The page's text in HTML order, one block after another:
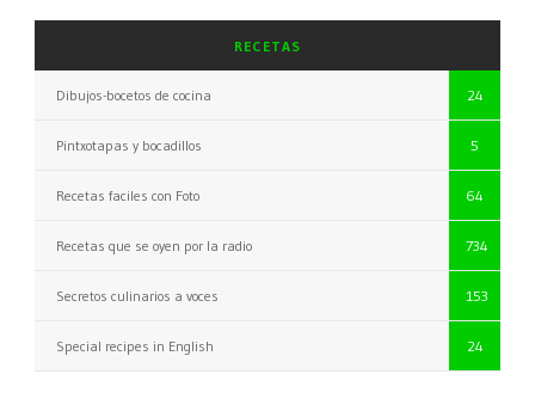
RECETAS
Dibujos-bocetos de cocina 24
Pintxotapas y bocadillos 5
Recetas faciles con Foto 64
Recetas que se oyen por la radio 734
Secretos culinarios a voces 153
Special recipes in English 24